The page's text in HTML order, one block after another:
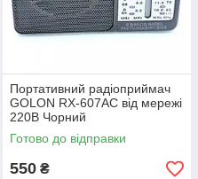
Портативний радіоприймач
GOLON RX-607AC від мережі
220В Чорний
Готово до відправки
550 ₴